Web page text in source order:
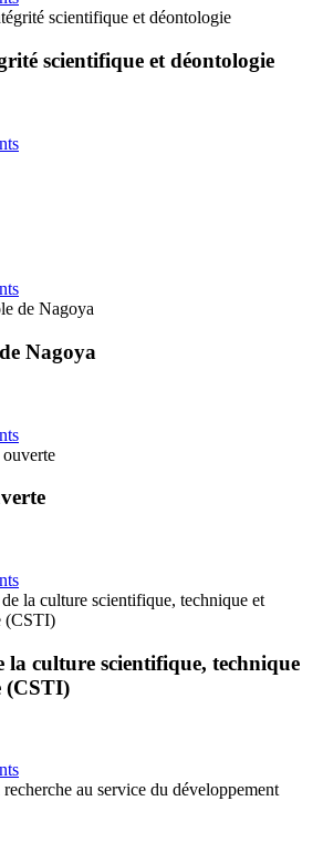
scientifique et déontologie
scientifique et déontologie
de Nagoya
Nagoya
la culture scientifique, technique et
(CSTI)
la culture scientifique, technique
(CSTI)
au service du développement